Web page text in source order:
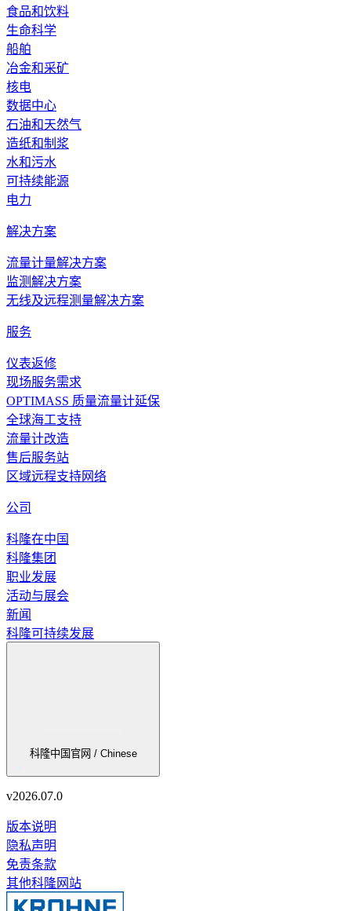
食品和饮料
生命科学
船舶
冶金和采矿
核电
数据中心
石油和天然气
造纸和制浆
水和污水
可持续能源
电力
解决方案
流量计量解决方案
监测解决方案
无线及远程测量解决方案
服务
仪表返修
现场服务需求
OPTIMASS 质量流量计延保
全球海工支持
流量计改造
售后服务站
区域远程支持网络
公司
科隆在中国
科隆集团
职业发展
活动与展会
新闻
科隆可持续发展
科隆中国官网 / Chinese
v2026.07.0
版本说明
隐私声明
免责条款
其他科隆网站